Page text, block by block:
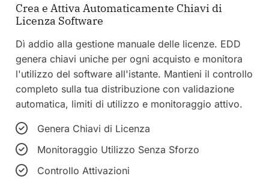
Crea e Attiva Automaticamente Chiavi di
Licenza Software
Dì addio alla gestione manuale delle licenze. EDD
genera chiavi uniche per ogni acquisto e monitora
l'utilizzo del software all'istante. Mantieni il controllo
completo sulla tua distribuzione con validazione
automatica, limiti di utilizzo e monitoraggio attivo.
Genera Chiavi di Licenza
Monitoraggio Utilizzo Senza Sforzo
Controllo Attivazioni